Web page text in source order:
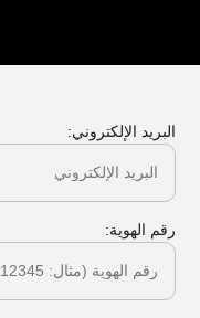
البريد الإلكتروني:
رقم الهوية: